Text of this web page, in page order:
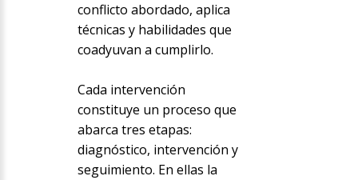
conflicto abordado, aplica
técnicas y habilidades que
coadyuvan a cumplirlo.
Cada intervención
constituye un proceso que
abarca tres etapas:
diagnóstico, intervención y
seguimiento. En ellas la